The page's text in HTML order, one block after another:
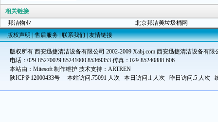
相关链接
邦洁物业
北京邦洁美垃圾桶网
版权声明|售后服务|联系我们|友情链接
版权所有 西安迅捷清洁设备有限公司 2002-2009 Xabj.com 西安迅捷清洁设备有限
电话：029-85270029 85241000 85369353 传真：029-85240888-606
本站由：Mitesoft 制作维护 技术支持：ARTREN
陕ICP备12000433号 本站访问:75091 人次 本日访问:1 人次 昨日访问:5 人次